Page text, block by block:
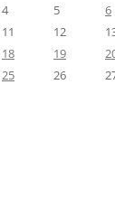
4 5 6
11 12
18 19
25 26